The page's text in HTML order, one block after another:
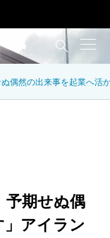

偶然の出来事を起業へ活
予期せぬ偶
」アイラン